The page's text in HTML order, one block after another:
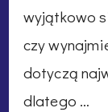
wyjątkowo
czy
dotyczą
dlatego …